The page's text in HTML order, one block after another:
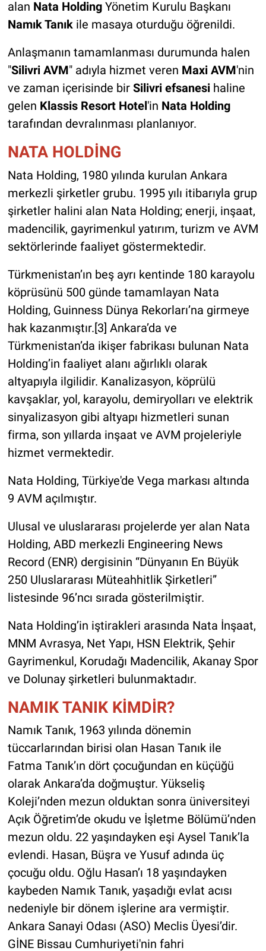
alan Nata HoldingYönetim Kurulu Başkanı
Namık Tanıkile masaya oturduğu öğrenildi.
Anlaşmanın tamamlanması durumunda halen
"Silivri AVM" adıyla hizmet veren Maxi AVM'nin
ve zaman içerisinde bir Silivri efsanesi haline
gelen Klassis Resort Hotel'in Nata Holding
tarafından devralınması planlanıyor.
NATA HOLDİNG
Nata Holding, 1980 yılında kurulan Ankara
merkezli şirketler grubu. 1995 yılı itibarıyla grup
şirketler halini alan Nata Holding; enerji, inşaat,
madencilik, gayrimenkul yatırım, turizm ve AVM
sektörlerinde faaliyet göstermektedir.
Türkmenistan’ın beş ayrı kentinde 180 karayolu
köprüsünü 500 günde tamamlayan Nata
Holding, Guinness Dünya Rekorları’na girmeye
hak kazanmıştır.[3] Ankara’da ve
Türkmenistan’da ikişer fabrikası bulunan Nata
Holding’in faaliyet alanı ağırlıklı olarak
altyapıyla ilgilidir. Kanalizasyon, köprülü
kavşaklar, yol, karayolu, demiryolları ve elektrik
sinyalizasyon gibi altyapı hizmetleri sunan
firma, son yıllarda inşaat ve AVM projeleriyle
hizmet vermektedir.
Nata Holding, Türkiye'de Vega markası altında
9 AVM açılmıştır.
Ulusal ve uluslararası projelerde yer alan Nata
Holding, ABD merkezli Engineering News
Record (ENR) dergisinin “Dünyanın En Büyük
250 Uluslararası Müteahhitlik Şirketleri”
listesinde 96’ncı sırada gösterilmiştir.
Nata Holding’in iştirakleri arasında Nata İnşaat,
MNM Avrasya, Net Yapı, HSN Elektrik, Şehir
Gayrimenkul, Korudağı Madencilik, Akanay Spor
ve Dolunay şirketleri bulunmaktadır.
NAMIK TANIK KİMDİR?
Namık Tanık, 1963 yılında dönemin
tüccarlarından birisi olan Hasan Tanık ile
Fatma Tanık’ın dört çocuğundan en küçüğü
olarak Ankara’da doğmuştur. Yükseliş
Koleji’nden mezun olduktan sonra üniversiteyi
Açık Öğretim’de okudu ve İşletme Bölümü’nden
mezun oldu. 22 yaşındayken eşi Aysel Tanık’la
evlendi. Hasan, Büşra ve Yusuf adında üç
çocuğu oldu. Oğlu Hasan’ı 18 yaşındayken
kaybeden Namık Tanık, yaşadığı evlat acısı
nedeniyle bir dönem işlerine ara vermiştir.
Ankara Sanayi Odası (ASO) Meclis Üyesi’dir.
GİNE Bissau Cumhuriyeti'nin fahri